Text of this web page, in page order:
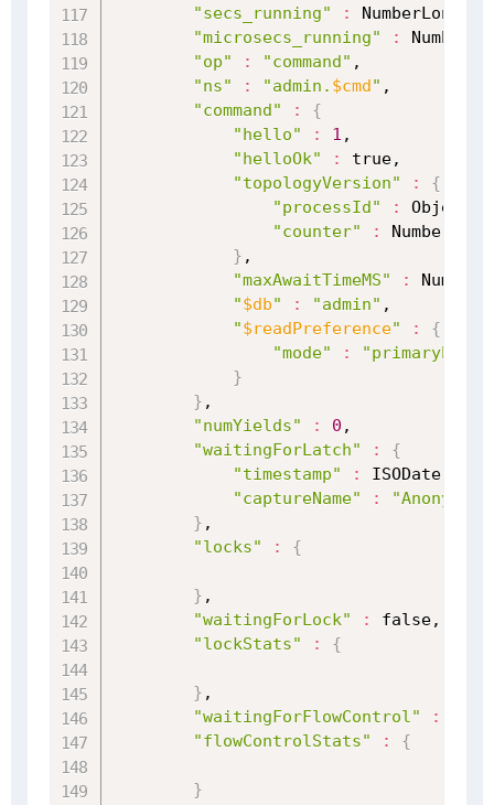
"secs_running"
: NumberLong
"microsecs_running"
:
"op"
: "command" ,
"ns"
: "admin. $cmd" ,
"command"
:
{
"hello"
: 1 ,
"helloOk"
:
true,
"topologyVersion"
:
{
"processId"
: ObjectId
"counter"
: NumberLong
} ,
"maxAwaitTimeMS"
:
"$db" : "admin" ,
"$readPreference" :
{
"mode"
:
}
} ,
"numYields"
: 0 ,
"waitingForLatch"
:
{
"timestamp"
: ISODate
"captureName"
:
} ,
"locks"
: {
} ,
"waitingForLock"
:
false,
"lockStats"
: {
} ,
"waitingForFlowControl"
:
"flowControlStats"
: {
}